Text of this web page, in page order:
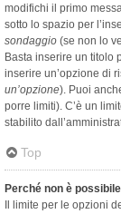
modifichi il primo
sotto lo spazio per
sondaggio (se non lo
Basta inserire un titolo
inserire un’opzione di
un’opzione). Puoi
porre limiti). C’è un
stabilito
Top
Perché non è
Il limite per le opzioni